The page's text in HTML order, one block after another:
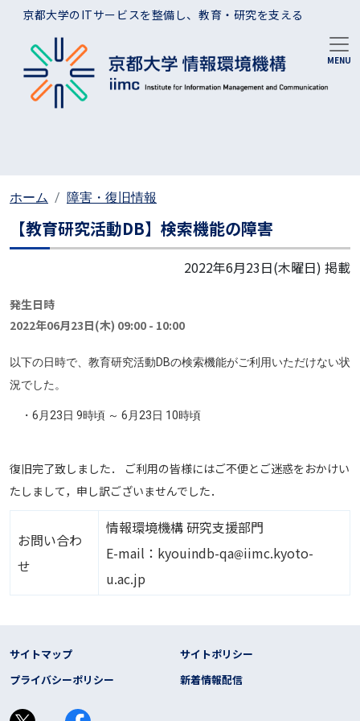
メインコンテンツに移動
京都大学のITサービスを整備し、教育・研究を支える
ホーム 障害・復旧情報
【教育研究活動DB】検索機能の障害
2022年6月23日(木曜日) 掲載
発生日時
2022年06月23日(木) 09:00 - 10:00
以下の日時で、教育研究活動DBの検索機能がご利用いただけない状
況でした。
・6月23日 9時頃 ～ 6月23日 10時頃
復旧完了致しました． ご利用の皆様にはご不便とご迷惑をおかけい
たしまして，申し訳ございませんでした．
お問い合わ
せ
情報環境機構 研究支援部門
E-mail：kyouindb-qa画像iimc.kyoto-
u.ac.jp
フッター リンク
サイトマップ
サイトポリシー
プライバシーポリシー
新着情報配信